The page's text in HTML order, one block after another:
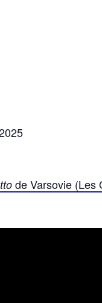
de Varsovie (Les